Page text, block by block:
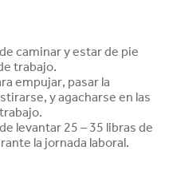
caminar y estar de pie
trabajo.
empujar, pasar la
y agacharse en las
levantar 25 – 35 libras de
la jornada laboral.